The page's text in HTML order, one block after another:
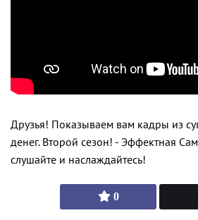
0
Друзья! Показываем вам кадры из
денег. Второй сезон! - Эффектная
слушайте и наслаждайтесь!